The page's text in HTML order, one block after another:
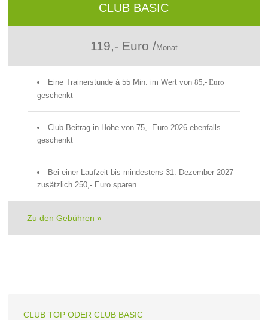
CLUB BASIC
119,- Euro /Monat
Eine Trainerstunde à 55 Min. im Wert von85,- Euro
geschenkt
Club-Beitrag in Höhe von 75,- Euro 2026 ebenfalls
geschenkt
Bei einer Laufzeit bis mindestens 31. Dezember 2027
zusätzlich 250,‑ Euro sparen
Zu den Gebühren »
CLUB TOP ODER CLUB BASIC